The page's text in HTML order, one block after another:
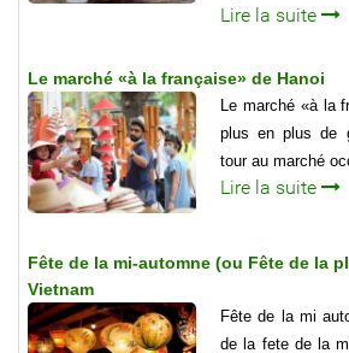
Lire la suite
Le marché «à la française» de Hanoi
Le marché «à la
plus en plus de
tour au marché
Lire la suite
Fête de la mi-automne (ou Fête de la
Vietnam
Fête de la mi
de la fete de la